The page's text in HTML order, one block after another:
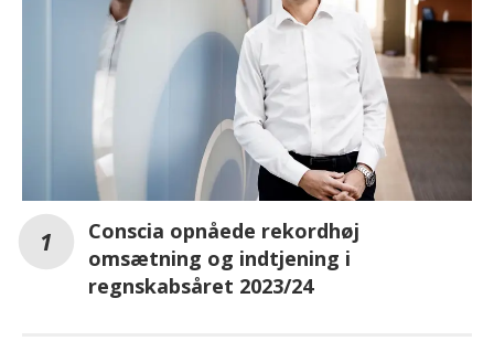
Conscia opnåede rekordhøj
omsætning og indtjening i
regnskabsåret 2023/24